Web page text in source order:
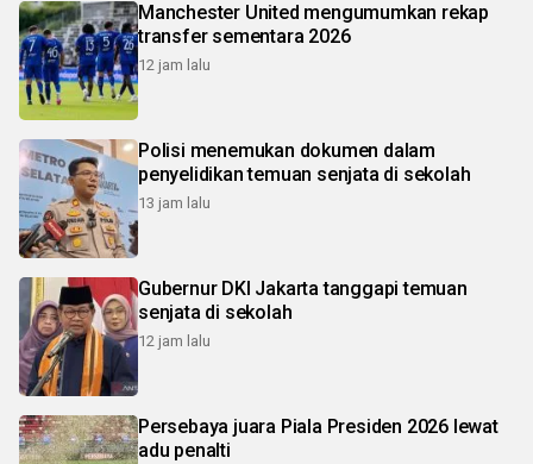
Manchester United mengumumkan rekap
transfer sementara 2026
12 jam lalu
Polisi menemukan dokumen dalam
penyelidikan temuan senjata di sekolah
13 jam lalu
Gubernur DKI Jakarta tanggapi temuan
senjata di sekolah
12 jam lalu
Persebaya juara Piala Presiden 2026 lewat
adu penalti